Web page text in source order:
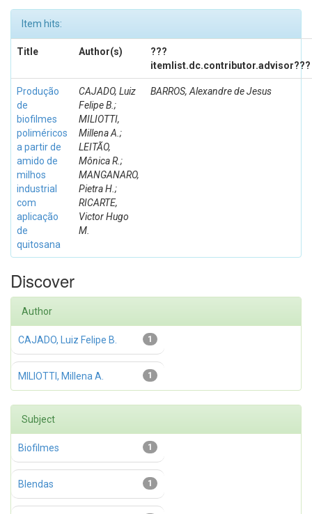
Item hits:
Title Author(s)
???
itemlist.dc.contributor.advisor???
Produção
de
biofilmes
poliméricos
a partir de
amido de
milhos
industrial
com
aplicação
de
quitosana
CAJADO, Luiz
Felipe B.;
MILIOTTI,
Millena A.;
LEITÃO,
Mônica R.;
MANGANARO,
Pietra H.;
RICARTE,
Victor Hugo
M.
BARROS, Alexandre de Jesus
Discover
Author
1
CAJADO, Luiz Felipe B.
1
MILIOTTI, Millena A.
Subject
1
Biofilmes
1
Blendas